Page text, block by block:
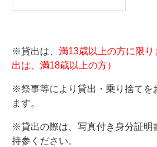
※貸出は、 満13歳以上の方に限り
出は、満18歳以上の方）
※祭事等により貸出・乗り捨てを
ます。
※貸出の際は、写真付き身分証明
持参ください。